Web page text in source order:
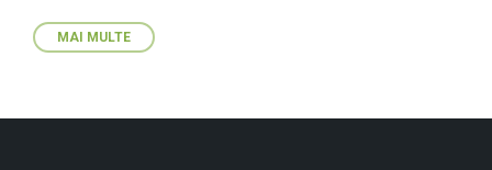
d
o
e
n
e
:
l
e
l
e
MAI MULTE